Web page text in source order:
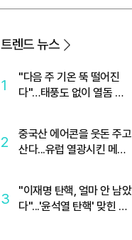
트렌드 뉴스
1
"다음 주 기온 뚝 떨어진
다"…태풍도 없이 열돔 박
2
중국산 에어콘을 웃돈 주고
산다...유럽 열광시킨 메이
3
"이재명 탄핵, 얼마 안 남았
다"...'윤석열 탄핵' 맞힌 무